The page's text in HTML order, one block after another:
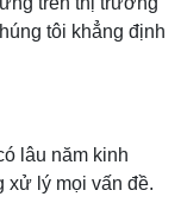
tôi khẳng định
lâu năm kinh
xử lý mọi vấn đề.